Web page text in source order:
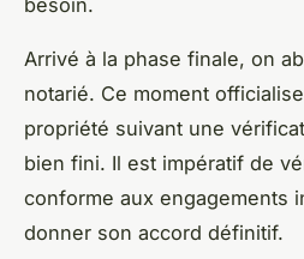
Arrivé à la phase finale, on
notarié. Ce moment
propriété suivant une
bien fini. Il est impératif de
conforme aux engagements
donner son accord définitif.